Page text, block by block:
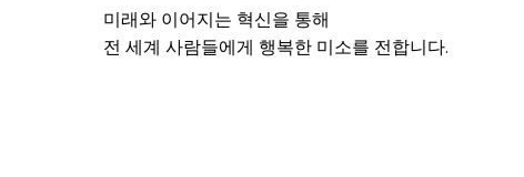
미래와 이어지는 혁신을 통해
전 세계 사람들에게 행복한 미소를 전합니다.